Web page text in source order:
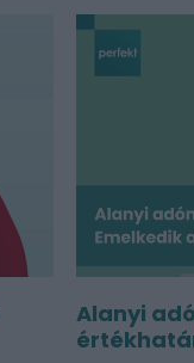
Alanyi